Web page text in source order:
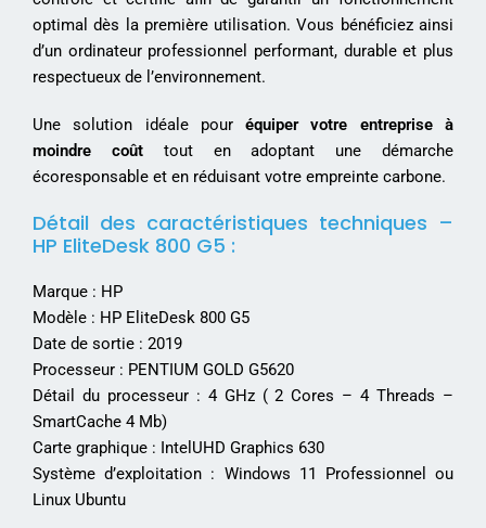
optimal dès la première utilisation. Vous bénéficiez ainsi
d’un ordinateur professionnel performant, durable et plus
respectueux de l’environnement.
Une solution idéale pouréquiper votre entreprise à
moindre coûttout en adoptant une démarche
écoresponsable et en réduisant votre empreinte carbone.
Détail des caractéristiques techniques –
HP EliteDesk 800 G5 :
Marque : HP
Modèle : HP EliteDesk 800 G5
Date de sortie : 2019
Processeur : PENTIUM GOLD G5620
Détail du processeur : 4 GHz ( 2 Cores – 4 Threads –
SmartCache 4 Mb)
Carte graphique : IntelUHD Graphics 630
Système d’exploitation : Windows 11 Professionnel ou
Linux Ubuntu